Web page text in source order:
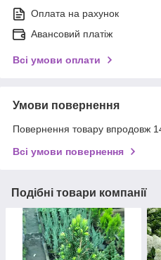
Оплата на рахунок
Авансовий платіж
Всі умови оплати
Умови повернення
Повернення товару впродовж
Всі умови повернення
Подібні товари компанії